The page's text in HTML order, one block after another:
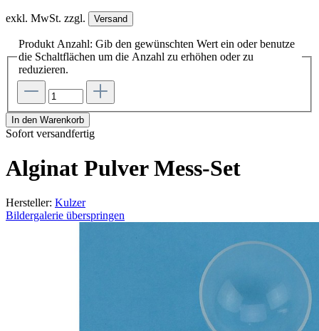
exkl. MwSt. zzgl. Versand
Produkt Anzahl: Gib den gewünschten Wert ein oder benutze
die Schaltflächen um die Anzahl zu erhöhen oder zu
reduzieren.
In den Warenkorb
Sofort versandfertig
Alginat Pulver Mess-Set
Hersteller: Kulzer
Bildergalerie überspringen